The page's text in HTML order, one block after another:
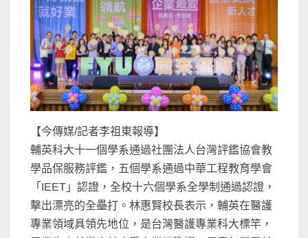
【今傳媒/記者李祖東報導】
輔英科大十一個學系通過社團法人台灣評鑑協會教
學品保服務評鑑，五個學系通過中華工程教育學會
「IEET」認證，全校十六個學系全學制通過認證，
擊出漂亮的全壘打。林惠賢校長表示，輔英在醫護
專業領域具領先地位，是台灣醫護專業科大標竿，